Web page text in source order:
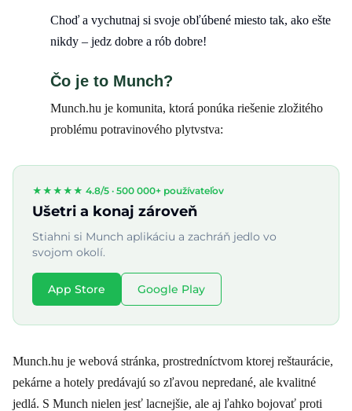
Choď a vychutnaj si svoje obľúbené miesto tak, ako ešte
nikdy – jedz dobre a rób dobre!
Čo je to Munch?
Munch.hu je komunita, ktorá ponúka riešenie zložitého
problému potravinového plytvstva:
★★★★★ 4.8/5 · 500 000+ používateľov
Ušetri a konaj zároveň
Stiahni si Munch aplikáciu a zachráň jedlo vo
svojom okolí.
App Store Google Play
Munch.hu je webová stránka, prostredníctvom ktorej reštaurácie,
pekárne a hotely predávajú so zľavou nepredané, ale kvalitné
jedlá. S Munch nielen jesť lacnejšie, ale aj ľahko bojovať proti